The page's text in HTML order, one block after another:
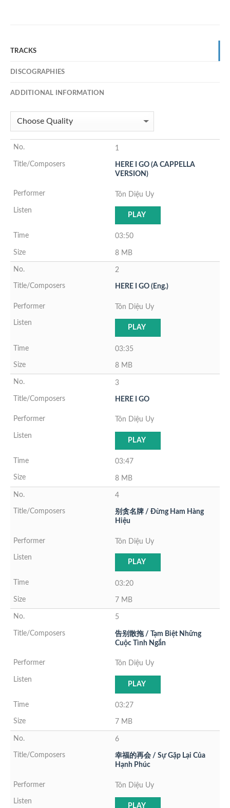
TRACKS
DISCOGRAPHIES
ADDITIONAL INFORMATION
1
HERE I GO (A CAPPELLA
VERSION)
Tôn Diệu Uy
PLAY
03:50
8 MB
2
HERE I GO (Eng.)
Tôn Diệu Uy
PLAY
03:35
8 MB
3
HERE I GO
Tôn Diệu Uy
PLAY
03:47
8 MB
4
别贪名牌 / Đừng Ham Hàng
Hiệu
Tôn Diệu Uy
PLAY
03:20
7 MB
5
告别散拖 / Tạm Biệt Những
Cuộc Tình Ngắn
Tôn Diệu Uy
PLAY
03:27
7 MB
6
幸福的再会 / Sự Gặp Lại Của
Hạnh Phúc
Tôn Diệu Uy
PLAY